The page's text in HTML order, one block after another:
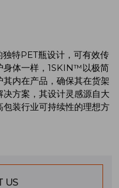
特PET瓶设计，可有效传
身体一样，1SKIN™以极简
内在产品，确保其在货架
方案，其设计灵感源自大
装行业可持续性的理想方
US